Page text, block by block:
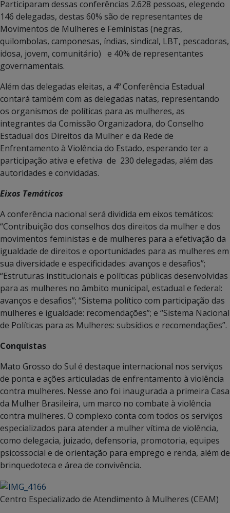
Participaram dessas conferências 2.628 pessoas, elegendo
146 delegadas, destas 60% são de representantes de
Movimentos de Mulheres e Feministas (negras,
quilombolas, camponesas, índias, sindical, LBT, pescadoras,
idosa, jovem, comunitário) e 40% de representantes
governamentais.
Além das delegadas eleitas, a 4º Conferência Estadual
contará também com as delegadas natas, representando
os organismos de políticas para as mulheres, as
integrantes da Comissão Organizadora, do Conselho
Estadual dos Direitos da Mulher e da Rede de
Enfrentamento à Violência do Estado, esperando ter a
participação ativa e efetiva de 230 delegadas, além das
autoridades e convidadas.
Eixos Temáticos
A conferência nacional será dividida em eixos temáticos:
“Contribuição dos conselhos dos direitos da mulher e dos
movimentos feministas e de mulheres para a efetivação da
igualdade de direitos e oportunidades para as mulheres em
sua diversidade e especificidades: avanços e desafios”;
“Estruturas institucionais e políticas públicas desenvolvidas
para as mulheres no âmbito municipal, estadual e federal:
avanços e desafios”; “Sistema político com participação das
mulheres e igualdade: recomendações”; e “Sistema Nacional
de Políticas para as Mulheres: subsídios e recomendações”.
Conquistas
Mato Grosso do Sul é destaque internacional nos serviços
de ponta e ações articuladas de enfrentamento à violência
contra mulheres. Nesse ano foi inaugurada a primeira Casa
da Mulher Brasileira, um marco no combate à violência
contra mulheres. O complexo conta com todos os serviços
especializados para atender a mulher vítima de violência,
como delegacia, juizado, defensoria, promotoria, equipes
psicossocial e de orientação para emprego e renda, além de
brinquedoteca e área de convivência.
Centro Especializado de Atendimento à Mulheres (CEAM)